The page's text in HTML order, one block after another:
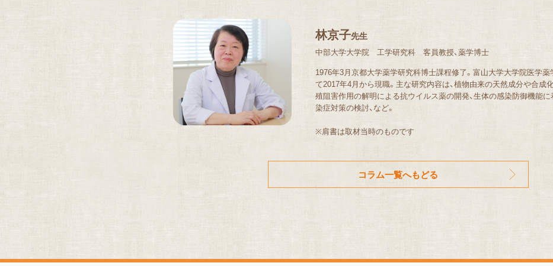
林京子先生
中部大学大学院 工学研究科 客員教授、薬学博士
1976年3月京都大学薬学研究科博士課程修了。富山大学大学院医学
て2017年4月から現職。主な研究内容は、植物由来の天然成分や合成
殖阻害作用の解明による抗ウイルス薬の開発、生体の感染防御機能
染症対策の検討、など。
※肩書は取材当時のものです
コラム一覧へもどる